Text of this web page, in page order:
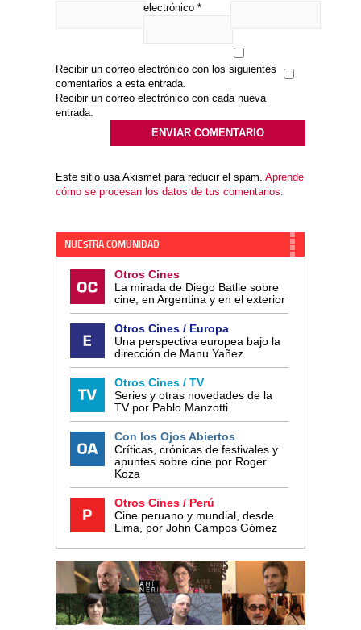
electrónico *
Recibir un correo electrónico con los siguientes
comentarios a esta entrada.
Recibir un correo electrónico con cada nueva
entrada.
Este sitio usa Akismet para reducir el spam. Aprende
cómo se procesan los datos de tus comentarios.
NUESTRA COMUNIDAD
Otros Cines
La mirada de Diego Batlle sobre
cine, en Argentina y en el exterior
Otros Cines / Europa
Una perspectiva europea bajo la
dirección de Manu Yañez
Otros Cines / TV
Series y otras novedades de la
TV por Pablo Manzotti
Con los Ojos Abiertos
Críticas, crónicas de festivales y
apuntes sobre cine por Roger
Koza
Otros Cines / Perú
Cine peruano y mundial, desde
Lima, por John Campos Gómez